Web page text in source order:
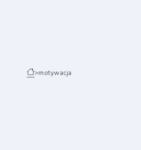
>motywacja